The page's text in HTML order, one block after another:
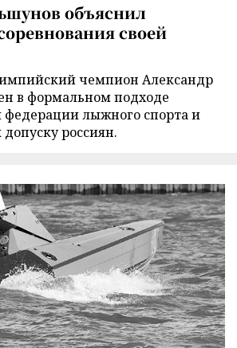
объяснил
своей
чемпион Александр
в формальном подходе
лыжного спорта и
допуску россиян.